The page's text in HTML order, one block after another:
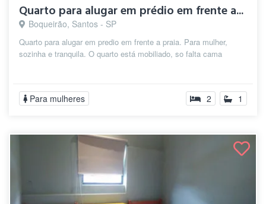
Quarto para alugar em prédio em frente a...
Boqueirão, Santos - SP
Quarto para alugar em predio em frente a praia. Para mulher,
sozinha e tranquila. O quarto está mobiliado, so falta cama
Para mulheres 2 1